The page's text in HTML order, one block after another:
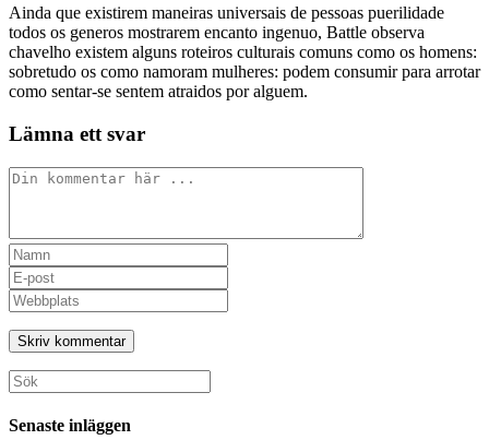
Ainda que existirem maneiras universais de pessoas puerilidade
todos os generos mostrarem encanto ingenuo, Battle observa
chavelho existem alguns roteiros culturais comuns como os homens:
sobretudo os como namoram mulheres: podem consumir para arrotar
como sentar-se sentem atraidos por alguem.
Lämna ett svar
Kommentar
Ange
ditt
namn
eller
användarnamn
för
att
kommentera
Ange
din
e-
postadress
för
att
kommentera
Ange
URL
till
din
webbplats
(valfritt)
Sök
efter:
Senaste inläggen